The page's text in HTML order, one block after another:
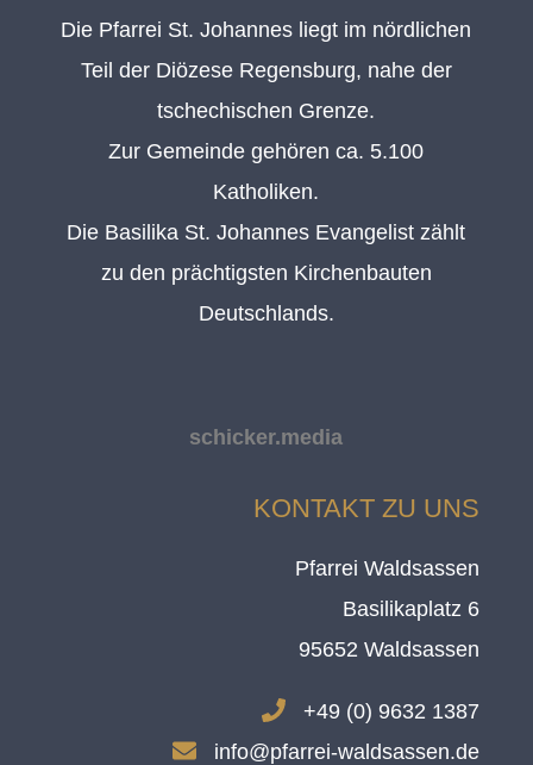
Die Pfarrei St. Johannes liegt im nördlichen
Teil der Diözese Regensburg, nahe der
tschechischen Grenze.
Zur Gemeinde gehören ca. 5.100
Katholiken.
Die Basilika St. Johannes Evangelist zählt
zu den prächtigsten Kirchenbauten
Deutschlands.
schicker.media
KONTAKT ZU UNS
Pfarrei Waldsassen
Basilikaplatz 6
95652 Waldsassen
+49 (0) 9632 1387
info@pfarrei-waldsassen.de